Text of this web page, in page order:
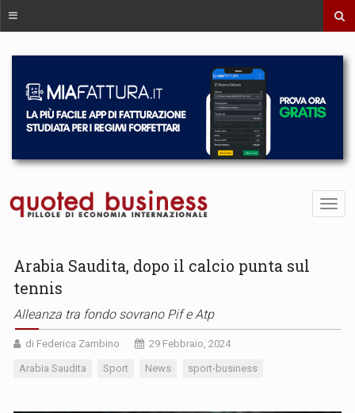
Arabia Saudita, dopo il calcio punta sul
tennis
Alleanza tra fondo sovrano Pif e Atp
di Federica Zambino 29 Febbraio, 2024
Arabia Saudita Sport News sport-business